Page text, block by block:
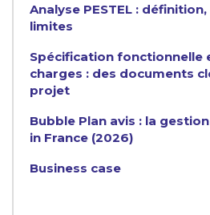
Analyse PESTEL :
limites
Spécification fonctionnelle
charges : des documents
projet
Bubble Plan avis : la
in France (2026)
Business case